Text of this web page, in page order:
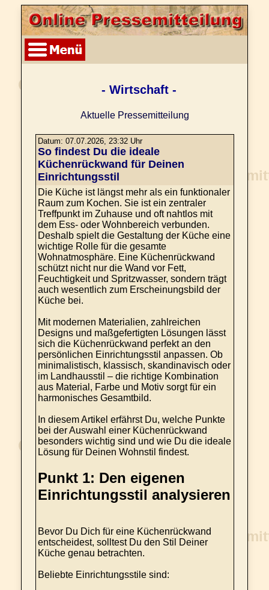
- Wirtschaft -
Aktuelle Pressemitteilung
Datum: 07.07.2026, 23:32 Uhr
So findest Du die ideale
Küchenrückwand für Deinen
Einrichtungsstil
Die Küche ist längst mehr als ein funktionaler
Raum zum Kochen. Sie ist ein zentraler
Treffpunkt im Zuhause und oft nahtlos mit
dem Ess- oder Wohnbereich verbunden.
Deshalb spielt die Gestaltung der Küche eine
wichtige Rolle für die gesamte
Wohnatmosphäre. Eine Küchenrückwand
schützt nicht nur die Wand vor Fett,
Feuchtigkeit und Spritzwasser, sondern trägt
auch wesentlich zum Erscheinungsbild der
Küche bei.
Mit modernen Materialien, zahlreichen
Designs und maßgefertigten Lösungen lässt
sich die Küchenrückwand perfekt an den
persönlichen Einrichtungsstil anpassen. Ob
minimalistisch, klassisch, skandinavisch oder
im Landhausstil – die richtige Kombination
aus Material, Farbe und Motiv sorgt für ein
harmonisches Gesamtbild.
In diesem Artikel erfährst Du, welche Punkte
bei der Auswahl einer Küchenrückwand
besonders wichtig sind und wie Du die ideale
Lösung für Deinen Wohnstil findest.
Punkt 1: Den eigenen
Einrichtungsstil analysieren
Bevor Du Dich für eine Küchenrückwand
entscheidest, solltest Du den Stil Deiner
Küche genau betrachten.
Beliebte Einrichtungsstile sind: